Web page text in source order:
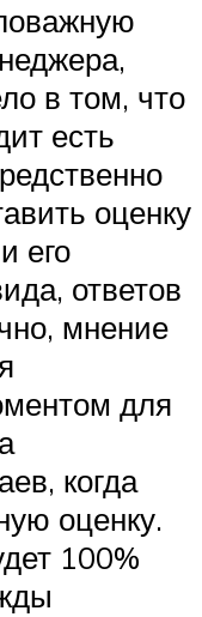
в том, что
есть
оценку
его
ответов
мнение
для
когда
оценку.
100%